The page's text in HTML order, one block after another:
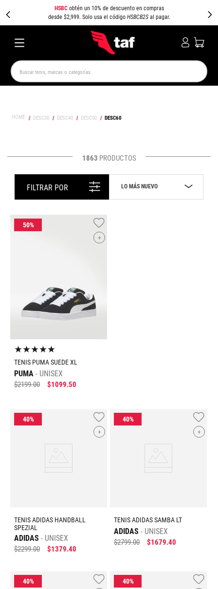
HSBCobtén un 10% de descuento en compras
desde $2,999. Solo usa el código HSBCB2Sal pagar.
Buscar tenis, marcas o categorías
DESC30 DESC40 DESC50 DESC60
1863 PRODUCTOS
FILTRAR POR LO MÁS NUEVO
+
★★★★★
TENIS PUMA SUEDE XL
PUMA UNISEX
$2199.00 $1099.50
+
TENIS ADIDAS HANDBALL
SPEZIAL
ADIDAS UNISEX
$2299.00 $1379.40
+
TENIS ADIDAS SAMBA LT
ADIDAS UNISEX
$2799.00 $1679.40